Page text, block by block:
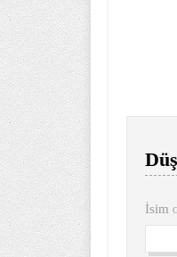
İsim